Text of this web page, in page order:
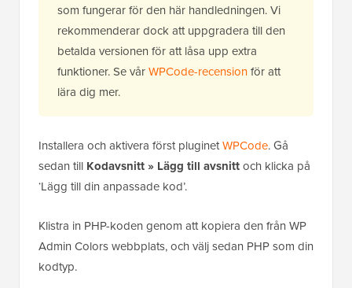
som fungerar för den här handledningen. Vi
rekommenderar dock att uppgradera till den
betalda versionen för att låsa upp extra
funktioner. Se vårWPCode-recensionför att
lära dig mer.
Installera och aktivera först pluginetWPCode. Gå
sedan till Kodavsnitt » Lägg till avsnittoch klicka på
‘Lägg till din anpassade kod’.
Klistra in PHP-koden genom att kopiera den från WP
Admin Colors webbplats, och välj sedan PHP som din
kodtyp.